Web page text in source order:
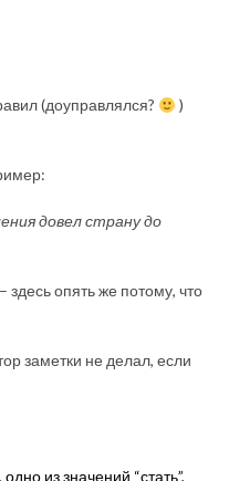
(доуправлялся?
)
довел страну до
– здесь опять же потому, что
заметки не делал, если
из значений “стать”,